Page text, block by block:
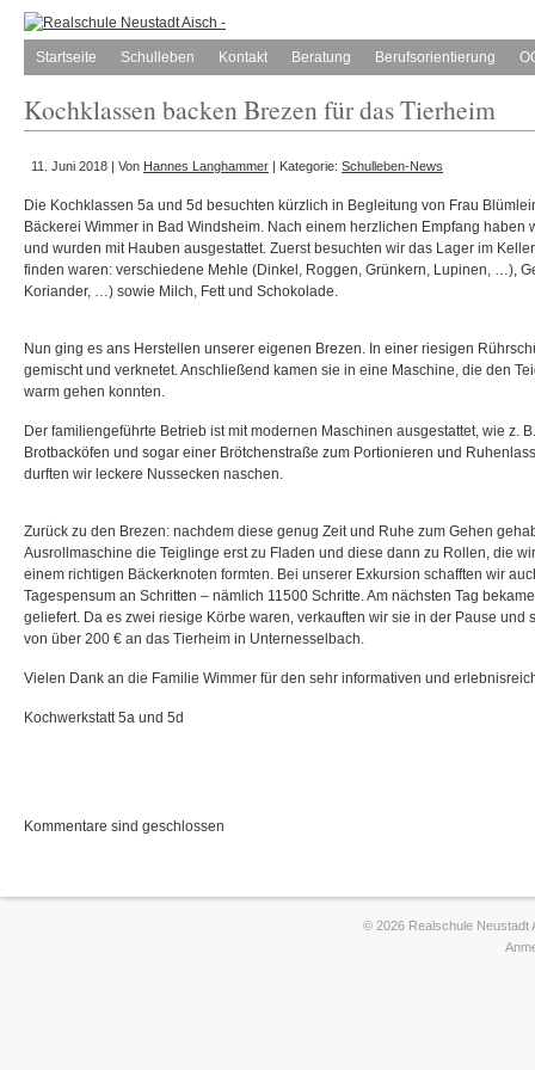
Startseite Schulleben Kontakt Beratung Berufsorientierung
Kochklassen backen Brezen für das Tierheim
11. Juni 2018 | Von Hannes Langhammer | Kategorie: Schulleben-News
Die Kochklassen 5a und 5d besuchten kürzlich in Begleitung von Frau
Bäckerei Wimmer in Bad Windsheim. Nach einem herzlichen Empfang haben
und wurden mit Hauben ausgestattet. Zuerst besuchten wir das Lager im
finden waren: verschiedene Mehle (Dinkel, Roggen, Grünkern, Lupinen, …),
Koriander, …) sowie Milch, Fett und Schokolade.
Nun ging es ans Herstellen unserer eigenen Brezen. In einer riesigen
gemischt und verknetet. Anschließend kamen sie in eine Maschine, die den
warm gehen konnten.
Der familiengeführte Betrieb ist mit modernen Maschinen ausgestattet, wie z.
Brotbacköfen und sogar einer Brötchenstraße zum Portionieren und
durften wir leckere Nussecken naschen.
Zurück zu den Brezen: nachdem diese genug Zeit und Ruhe zum Gehen
Ausrollmaschine die Teiglinge erst zu Fladen und diese dann zu Rollen, die
einem richtigen Bäckerknoten formten. Bei unserer Exkursion schafften wir
Tagespensum an Schritten – nämlich 11500 Schritte. Am nächsten Tag
geliefert. Da es zwei riesige Körbe waren, verkauften wir sie in der Pause und
von über 200 € an das Tierheim in Unternesselbach.
Vielen Dank an die Familie Wimmer für den sehr informativen und
Kochwerkstatt 5a und 5d
Kommentare sind geschlossen
© 2026 Realschule Neustadt